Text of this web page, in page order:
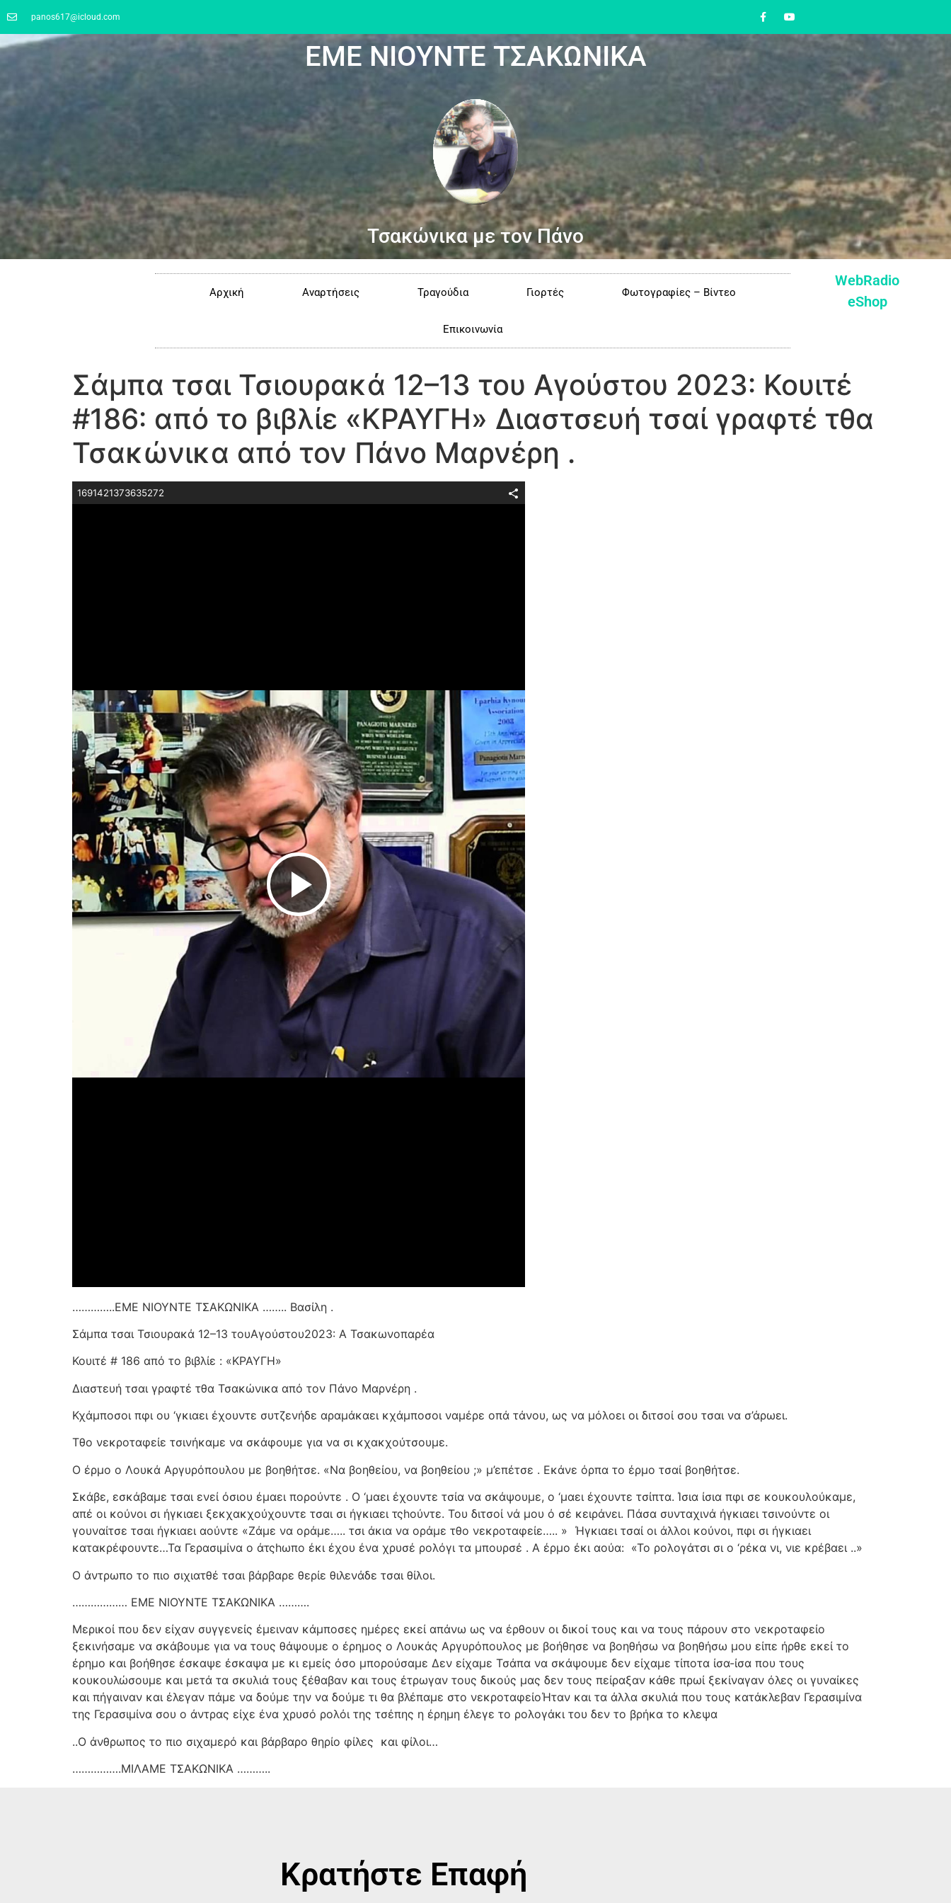
panos617@icloud.com
ΕΜΕ ΝΙΟΥΝΤΕ ΤΣΑΚΩΝΙΚΑ
Τσακώνικα με τον Πάνο
Αρχική Αναρτήσεις Τραγούδια Γιορτές Φωτογραφίες – Βίντεο
Επικοινωνία
WebRadio
eShop
Σάμπα τσαι Τσιουρακά 12–13 του Αγούστου 2023: Κουιτέ
#186: από το βιβλίε «ΚΡΑΥΓΗ» Διαστσευή τσαί γραφτέ τθα
Τσακώνικα από τον Πάνο Μαρνέρη .
1691421373635272
Play Video
…………..ΕΜΕ ΝΙΟΥΝΤΕ ΤΣΑΚΩΝΙΚΑ …….. Βασίλη .
Σάμπα τσαι Τσιουρακά 12–13 τουΑγούστου2023: Α Τσακωνοπαρέα
Κουιτέ # 186 από το βιβλίε : «ΚΡΑΥΓΗ»
Διαστευή τσαι γραφτέ τθα Τσακώνικα από τον Πάνο Μαρνέρη .
Κχάμποσοι πφι ου ‘γκιαει έχουντε συτζενήδε αραμάκαει κχάμποσοι ναμέρε οπά τάνου, ως να μόλοει οι διτσοί σου τσαι να σ’άρωει.
Τθο νεκροταφείε τσινήκαμε να σκάφουμε για να σι κχακχούτσουμε.
Ο έρμο ο Λουκά Αργυρόπουλου με βοηθήτσε. «Να βοηθείου, να βοηθείου ;» μ’επέτσε . Εκάνε όρπα το έρμο τσαί βοηθήτσε.
Σκάβε, εσκάβαμε τσαι ενεί όσιου έμαει πορούντε . Ο ‘μαει έχουντε τσία να σκάψουμε, ο ‘μαει έχουντε τσίπτα. Ίσια ίσια πφι σε κουκουλούκαμε,
απέ οι κούνοι σι ήγκιαει ξεκχακχούχουντε τσαι σι ήγκιαει τςhούντε. Του διτσοί νά μου ό σέ κειράνει. Πάσα συνταχινά ήγκιαει τσινούντε οι
γουναίτσε τσαι ήγκιαει αούντε «Ζάμε να οράμε….. τσι άκια να οράμε τθο νεκροταφείε….. » Ήγκιαει τσαί οι άλλοι κούνοι, πφι σι ήγκιαει
κατακρέφουντε…Τα Γερασιμίνα ο άτςhωπο έκι έχου ένα χρυσέ ρολόγι τα μπουρσέ . Α έρμο έκι αούα: «Το ρολογάτσι σι ο ‘ρέκα νι, νιε κρέβαει ..»
Ο άντρωπο το πιο σιχιατθέ τσαι βάρβαρε θερίε θιλενάδε τσαι θίλοι.
……………… ΕΜΕ ΝΙΟΥΝΤΕ ΤΣΑΚΩΝΙΚΑ ……….
Μερικοί που δεν είχαν συγγενείς έμειναν κάμποσες ημέρες εκεί απάνω ως να έρθουν οι δικοί τους και να τους πάρουν στο νεκροταφείο
ξεκινήσαμε να σκάβουμε για να τους θάψουμε ο έρημος ο Λουκάς Αργυρόπουλος με βοήθησε να βοηθήσω να βοηθήσω μου είπε ήρθε εκεί το
έρημο και βοήθησε έσκαψε έσκαψα με κι εμείς όσο μπορούσαμε Δεν είχαμε Τσάπα να σκάψουμε δεν είχαμε τίποτα ίσα-ίσα που τους
κουκουλώσουμε και μετά τα σκυλιά τους ξέθαβαν και τους έτρωγαν τους δικούς μας δεν τους πείραξαν κάθε πρωί ξεκίναγαν όλες οι γυναίκες
και πήγαιναν και έλεγαν πάμε να δούμε την να δούμε τι θα βλέπαμε στο νεκροταφείοΉταν και τα άλλα σκυλιά που τους κατάκλεβαν Γερασιμίνα
της Γερασιμίνα σου ο άντρας είχε ένα χρυσό ρολόι της τσέπης η έρημη έλεγε το ρολογάκι του δεν το βρήκα το κλεψα
..Ο άνθρωπος το πιο σιχαμερό και βάρβαρο θηρίο φίλες και φίλοι…
…………….ΜΙΛΑΜΕ ΤΣΑΚΩΝΙΚΑ ………..
Κρατήστε Επαφή